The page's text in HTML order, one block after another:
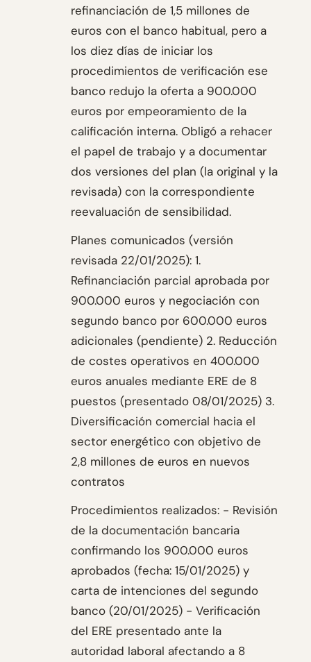
refinanciación de 1,5 millones de
euros con el banco habitual, pero a
los diez días de iniciar los
procedimientos de verificación ese
banco redujo la oferta a 900.000
euros por empeoramiento de la
calificación interna. Obligó a rehacer
el papel de trabajo y a documentar
dos versiones del plan (la original y la
revisada) con la correspondiente
reevaluación de sensibilidad.
Planes comunicados (versión
revisada 22/01/2025): 1.
Refinanciación parcial aprobada por
900.000 euros y negociación con
segundo banco por 600.000 euros
adicionales (pendiente) 2. Reducción
de costes operativos en 400.000
euros anuales mediante ERE de 8
puestos (presentado 08/01/2025) 3.
Diversificación comercial hacia el
sector energético con objetivo de
2,8 millones de euros en nuevos
contratos
Procedimientos realizados: - Revisión
de la documentación bancaria
confirmando los 900.000 euros
aprobados (fecha: 15/01/2025) y
carta de intenciones del segundo
banco (20/01/2025) - Verificación
del ERE presentado ante la
autoridad laboral afectando a 8